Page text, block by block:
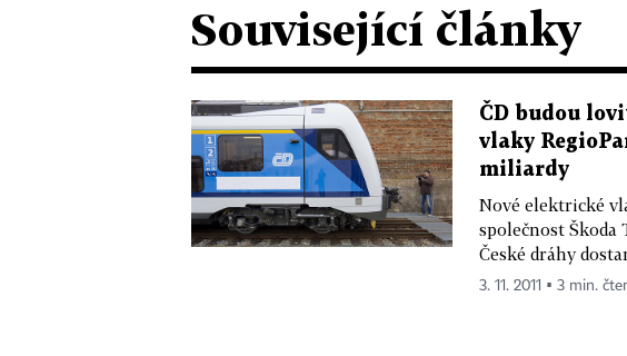
Související články
ČD budou
vlaky
miliardy
Nové elektrické
společnost
České dráhy
3. 11. 2011 ▪ 3 min.